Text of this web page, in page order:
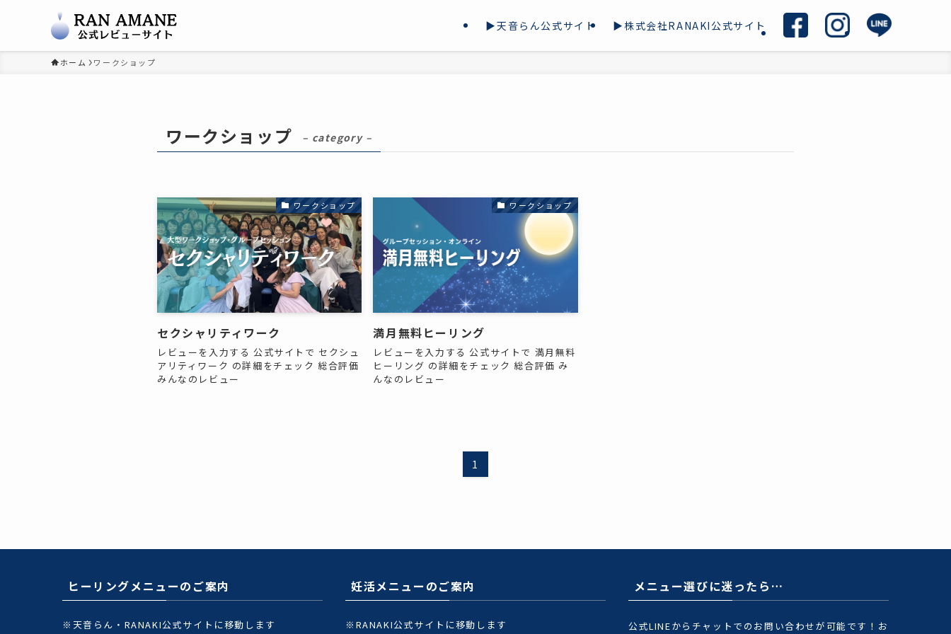
▶天音らん公式サイト ▶株式会社RANAKI公式サイト
ホーム ワークショップ
ワークショップ – category –
ワークショップ
セクシャリティワーク
レビューを入力する 公式サイトで セクシュ
アリティワーク の詳細をチェック 総合評価
みんなのレビュー
ワークショップ
満月無料ヒーリング
レビューを入力する 公式サイトで 満月無料
ヒーリング の詳細をチェック 総合評価 み
んなのレビュー
1
ヒーリングメニューのご案内
※天音らん・RANAKI公式サイトに移動します
妊活メニューのご案内
※RANAKI公式サイトに移動します
メニュー選びに迷ったら…
公式LINEからチャットでのお問い合わせが可能です！お